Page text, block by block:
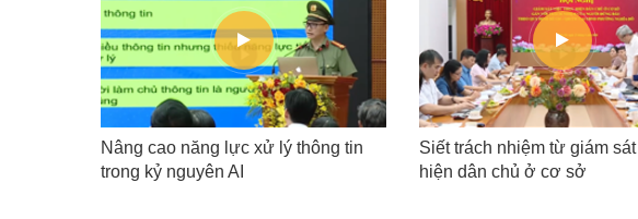
Nâng cao năng lực xử lý thông tin
trong kỷ nguyên AI
Siết trách nhiệm từ giám
hiện dân chủ ở cơ sở